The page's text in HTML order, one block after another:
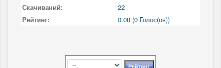
Скачиваний:
22
Рейтинг:
0.00 (0 Голос(ов))